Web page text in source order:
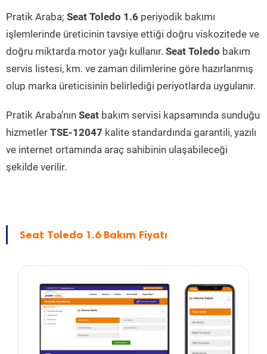
Pratik Araba; Seat Toledo 1.6 periyodik bakımı
işlemlerinde üreticinin tavsiye ettiği doğru viskozitede ve
doğru miktarda motor yağı kullanır. Seat Toledo bakım
servis listesi, km. ve zaman dilimlerine göre hazırlanmış
olup marka üreticisinin belirlediği periyotlarda uygulanır.
Pratik Araba’nın Seat bakım servisi kapsamında sunduğu
hizmetler TSE-12047 kalite standardında garantili, yazılı
ve internet ortamında araç sahibinin ulaşabileceği
şekilde verilir.
Seat Toledo 1.6 Bakım Fiyatı